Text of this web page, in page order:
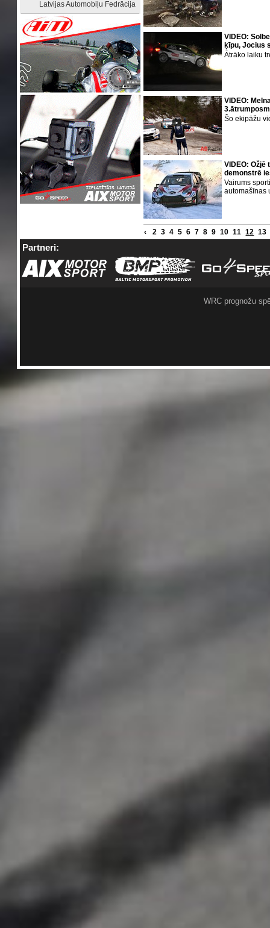
Latvijas Automobiļu Fedrācija
VIDEO:
ķīpu, Jocius
Ātrāko laiku
VIDEO:
Šo ekipāžu
VIDEO:
demonstrē
Vairums
automašīnas
‹ 2 3 4 5 6 7 8 9 10 11 12 13
Partneri:
WRC prognožu